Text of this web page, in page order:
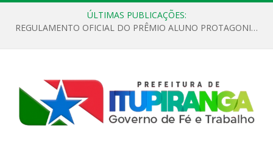
ÚLTIMAS PUBLICAÇÕES:
REGULAMENTO OFICIAL DO PRÊMIO ALUNO PROTAGONISTA – EDIÇÃO 2026